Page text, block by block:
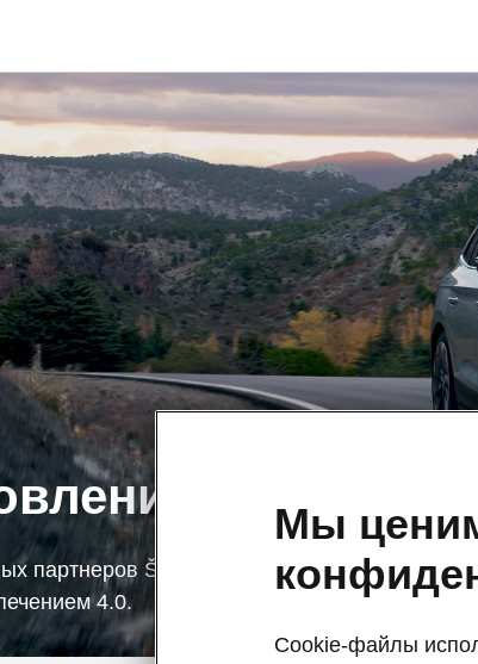
ПО
партнеров Škoda для моделей Enyaq с
4.0.
Мы
Cookie-файлы